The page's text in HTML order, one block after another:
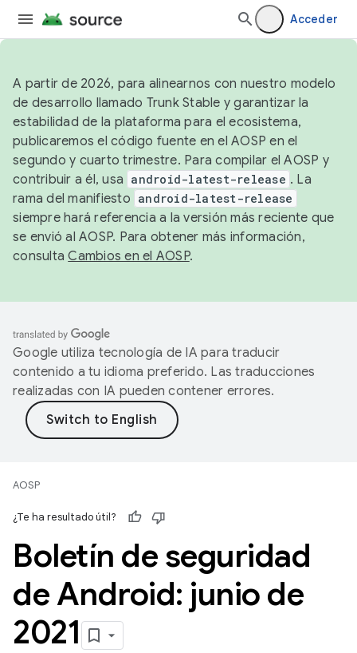
Acceder
A partir de 2026, para alinearnos con nuestro modelo
de desarrollo llamado Trunk Stable y garantizar la
estabilidad de la plataforma para el ecosistema,
publicaremos el código fuente en el AOSP en el
segundo y cuarto trimestre. Para compilar el AOSP y
contribuir a él, usa android-latest-release . La
rama del manifiesto android-latest-release
siempre hará referencia a la versión más reciente que
se envió al AOSP. Para obtener más información,
consultaCambios en el AOSP.
Google utiliza tecnología de IA para traducir
contenido a tu idioma preferido. Las traducciones
realizadas con IA pueden contener errores.
AOSP
¿Te ha resultado útil?
Boletín de seguridad
de Android: junio de
2021